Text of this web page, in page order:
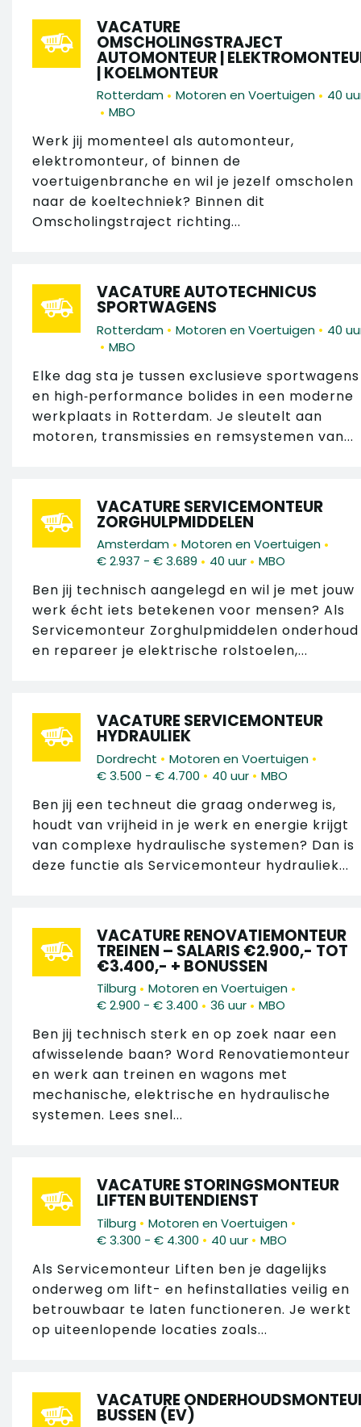
VACATURE
OMSCHOLINGSTRAJECT
AUTOMONTEUR |
| KOELMONTEUR
Rotterdam • Motoren en Voertuigen • 40
• MBO
Werk jij momenteel als automonteur,
elektromonteur, of binnen de
voertuigenbranche en wil je jezelf omscholen
naar de koeltechniek? Binnen dit
Omscholingstraject richting...
VACATURE AUTOTECHNICUS
SPORTWAGENS
Rotterdam • Motoren en Voertuigen • 40
• MBO
Elke dag sta je tussen exclusieve sportwagens
en high‑performance bolides in een moderne
werkplaats in Rotterdam. Je sleutelt aan
motoren, transmissies en remsystemen van...
VACATURE SERVICEMONTEUR
ZORGHULPMIDDELEN
Amsterdam • Motoren en Voertuigen •
€ 2.937 - € 3.689 • 40 uur • MBO
Ben jij technisch aangelegd en wil je met jouw
werk écht iets betekenen voor mensen? Als
Servicemonteur Zorghulpmiddelen onderhoud
en repareer je elektrische rolstoelen,...
VACATURE SERVICEMONTEUR
HYDRAULIEK
Dordrecht • Motoren en Voertuigen •
€ 3.500 - € 4.700 • 40 uur • MBO
Ben jij een techneut die graag onderweg is,
houdt van vrijheid in je werk en energie krijgt
van complexe hydraulische systemen? Dan is
deze functie als Servicemonteur hydrauliek...
VACATURE RENOVATIEMONTEUR
TREINEN – SALARIS €2.900,- TOT
€3.400,- + BONUSSEN
Tilburg • Motoren en Voertuigen •
€ 2.900 - € 3.400 • 36 uur • MBO
Ben jij technisch sterk en op zoek naar een
afwisselende baan? Word Renovatiemonteur
en werk aan treinen en wagons met
mechanische, elektrische en hydraulische
systemen. Lees snel...
VACATURE STORINGSMONTEUR
LIFTEN BUITENDIENST
Tilburg • Motoren en Voertuigen •
€ 3.300 - € 4.300 • 40 uur • MBO
Als Servicemonteur Liften ben je dagelijks
onderweg om lift- en hefinstallaties veilig en
betrouwbaar te laten functioneren. Je werkt
op uiteenlopende locaties zoals...
VACATURE
BUSSEN (EV)